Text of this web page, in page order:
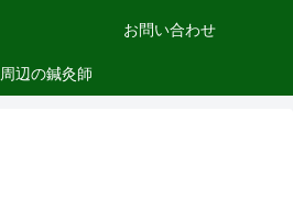
お問い合わせ
周辺の鍼灸師